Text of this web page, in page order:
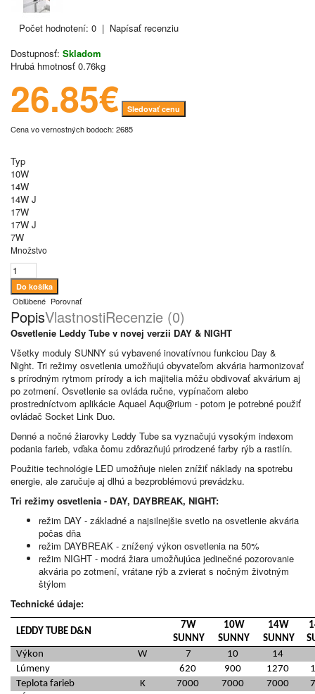
Počet hodnotení: 0 | Napísať recenziu
Dostupnosť: Skladom
Hrubá hmotnosť 0.76kg
26.85€ Sledovať cenu
Cena vo vernostných bodoch: 2685
Typ
10W
14W
14W J
17W
17W J
7W
Množstvo
Obľúbené Porovnať
PopisVlastnostiRecenzie (0)
Osvetlenie Leddy Tube v novej verzii DAY & NIGHT
Všetky moduly SUNNY sú vybavené inovatívnou funkciou Day &
Night. Tri režimy osvetlenia umožňujú obyvateľom akvária harmonizovať
s prírodným rytmom prírody a ich majitelia môžu obdivovať akvárium aj
po zotmení. Osvetlenie sa ovláda ručne, vypínačom alebo
prostredníctvom aplikácie Aquael Aqu@rium - potom je potrebné použiť
ovládač Socket Link Duo.
Denné a nočné žiarovky Leddy Tube sa vyznačujú vysokým indexom
podania farieb, vďaka čomu zdôrazňujú prirodzené farby rýb a rastlín.
Použitie technológie LED umožňuje nielen znížiť náklady na spotrebu
energie, ale zaručuje aj dlhú a bezproblémovú prevádzku.
Tri režimy osvetlenia - DAY, DAYBREAK, NIGHT:
režim DAY - základné a najsilnejšie svetlo na osvetlenie akvária
počas dňa
režim DAYBREAK - znížený výkon osvetlenia na 50%
režim NIGHT - modrá žiara umožňujúca jedinečné pozorovanie
akvária po zotmení, vrátane rýb a zvierat s nočným životným
štýlom
Technické údaje:
LEDDY TUBE D&N
7W
SUNNY
10W
SUNNY
14W
SUNNY
Výkon
W 7 10
14
Lúmeny
620 900 1270
Teplota farieb
K 7000 7000 7000